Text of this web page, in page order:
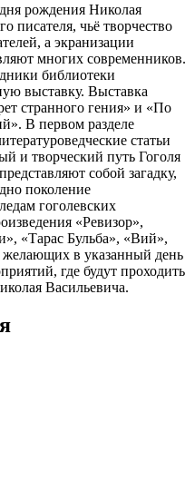
рождения Николая
писателя, чьё творчество
а экранизации
многих современников.
библиотеки
выставку. Выставка
странного гения» и «По
В первом разделе
статьи
и творческий путь Гоголя
собой загадку,
поколение
гоголевских
«Ревизор»,
«Тарас Бульба», «Вий»,
в указанный день
где будут проходить
Васильевича.